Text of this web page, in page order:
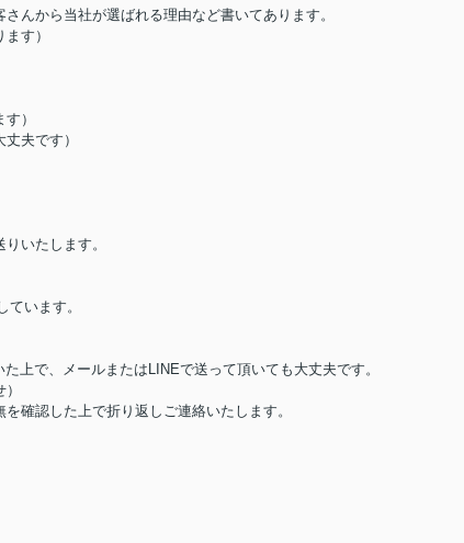
んから当社が選ばれる理由など書いてあります。
す）
）
夫です）
いたします。
います。
上で、メールまたはLINEで送って頂いても大丈夫です。
確認した上で折り返しご連絡いたします。